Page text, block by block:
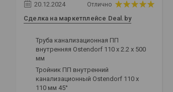
20.12.2024 Отлично
Сделка на маркетплейсе Deal.by
Труба канализационная ПП
внутренняя Ostendorf 110 х 2.2 х 500
мм
Тройник ПП внутренний
канализационный Ostendorf 110 х
110 мм 45°